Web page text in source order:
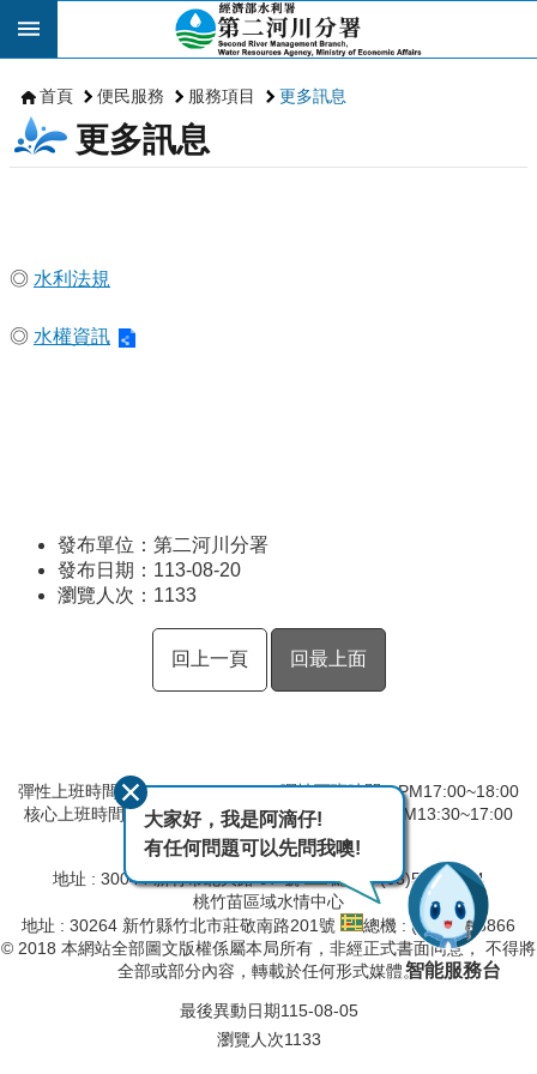
跳到主要內容區塊
首頁 便民服務 服務項目 更多訊息
更多訊息
◎ 水利法規
◎ 水權資訊
發布單位：第二河川分署
發布日期：113-08-20
瀏覽人次： 1133
回上一頁 回最上面
彈性上班時間：AM8:00~09:00 彈性下班時間：PM17:00~18:00
核心上班時間：星期一 ~ 星期五 AM09:00~12:30 PM13:30~17:00
第二河川分署
地址 : 30044 新竹市北大路 97 號
總機 : (03)532-2334
桃竹苗區域水情中心
地址 : 30264 新竹縣竹北市莊敬南路201號
總機 : (03)657-8866
© 2018 本網站全部圖文版權係屬本局所有，非經正式書面同意， 不得將
全部或部分內容，轉載於任何形式媒體。
最後異動日期115-08-05
瀏覽人次1133
大家好，我是阿滴仔!
有任何問題可以先問我噢!
智能服務台